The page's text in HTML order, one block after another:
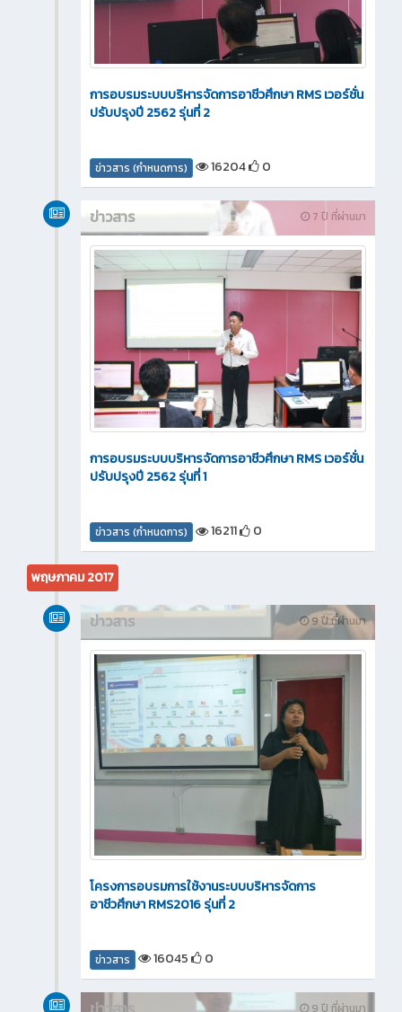
การอบรมระบบบริหารจัดการอาชีวศึกษา RMS เวอร์ชั่น
ปรับปรุงปี 2562 รุ่นที่ 2
ข่าวสาร (กำหนดการ) 16204 0
7 ปี ที่ผ่านมา
ข่าวสาร
การอบรมระบบบริหารจัดการอาชีวศึกษา RMS เวอร์ชั่น
ปรับปรุงปี 2562 รุ่นที่ 1
ข่าวสาร (กำหนดการ) 16211 0
พฤษภาคม 2017
9 ปี ที่ผ่านมา
ข่าวสาร
โครงการอบรมการใช้งานระบบบริหารจัดการ
อาชีวศึกษา RMS2016 รุ่นที่ 2
ข่าวสาร 16045 0
9 ปี ที่ผ่านมา